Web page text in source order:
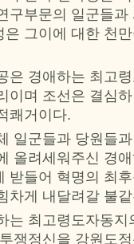
구부문의 일군들
은 그이에 대한 천
은 경애하는 최고
이며 조선은 결심
쾌거이다.
일군들과 당원들
올려세워주신 경
받들어 혁명의 최
차게 내달려갈 불
는 최고령도자동
쟁정신을 강원도